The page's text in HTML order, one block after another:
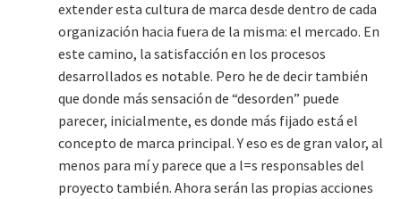
extender esta cultura de marca desde dentro de cada
organización hacia fuera de la misma: el mercado. En
este camino, la satisfacción en los procesos
desarrollados es notable. Pero he de decir también
que donde más sensación de “desorden” puede
parecer, inicialmente, es donde más fijado está el
concepto de marca principal. Y eso es de gran valor, al
menos para mí y parece que a l=s responsables del
proyecto también. Ahora serán las propias acciones